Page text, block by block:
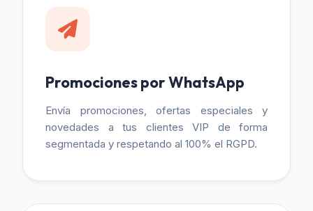
Promociones por WhatsApp
Envía promociones, ofertas especiales y
novedades a tus clientes VIP de forma
segmentada y respetando al 100% el RGPD.